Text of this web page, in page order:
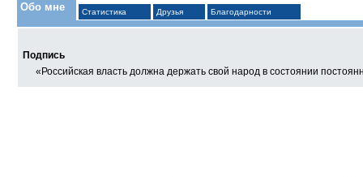
Обо мне Статистика Друзья Благодарности
Подпись
«Российская власть должна держать свой народ в состоянии